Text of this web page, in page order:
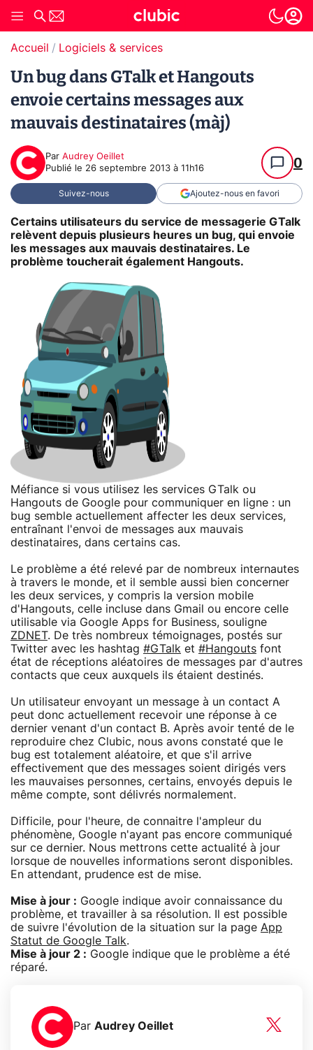
Accueil Logiciels & services
Un bug dans GTalk et Hangouts
envoie certains messages aux
mauvais destinataires (màj)
Par Audrey Oeillet
Publié le 26 septembre 2013 à 11h16 0
Suivez-nous Ajoutez-nous en favori
Certains utilisateurs du service de messagerie GTalk
relèvent depuis plusieurs heures un bug, qui envoie
les messages aux mauvais destinataires. Le
problème toucherait également Hangouts.
Méfiance si vous utilisez les services GTalk ou
Hangouts de Google pour communiquer en ligne : un
bug semble actuellement affecter les deux services,
entraînant l'envoi de messages aux mauvais
destinataires, dans certains cas.
Le problème a été relevé par de nombreux internautes
à travers le monde, et il semble aussi bien concerner
les deux services, y compris la version mobile
d'Hangouts, celle incluse dans Gmail ou encore celle
utilisable via Google Apps for Business, souligne
ZDNET. De très nombreux témoignages, postés sur
Twitter avec les hashtag #GTalk et #Hangouts font
état de réceptions aléatoires de messages par d'autres
contacts que ceux auxquels ils étaient destinés.
Un utilisateur envoyant un message à un contact A
peut donc actuellement recevoir une réponse à ce
dernier venant d'un contact B. Après avoir tenté de le
reproduire chez Clubic, nous avons constaté que le
bug est totalement aléatoire, et que s'il arrive
effectivement que des messages soient dirigés vers
les mauvaises personnes, certains, envoyés depuis le
même compte, sont délivrés normalement.
Difficile, pour l'heure, de connaitre l'ampleur du
phénomène, Google n'ayant pas encore communiqué
sur ce dernier. Nous mettrons cette actualité à jour
lorsque de nouvelles informations seront disponibles.
En attendant, prudence est de mise.
Mise à jour : Google indique avoir connaissance du
problème, et travailler à sa résolution. Il est possible
de suivre l'évolution de la situation sur la page App
Statut de Google Talk.
Mise à jour 2 : Google indique que le problème a été
réparé.
Par Audrey Oeillet